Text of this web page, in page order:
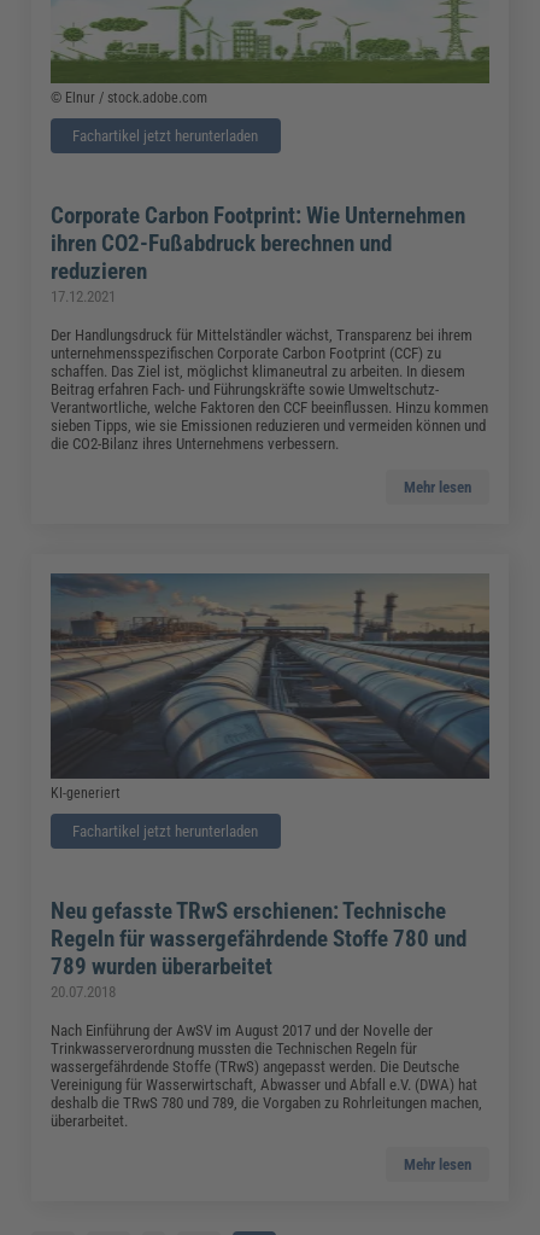
© Elnur / stock.adobe.com
Fachartikel jetzt herunterladen
Corporate Carbon Footprint: Wie Unternehmen
ihren CO2-Fußabdruck berechnen und
reduzieren
17.12.2021
Der Handlungsdruck für Mittelständler wächst, Transparenz bei ihrem
unternehmensspezifischen Corporate Carbon Footprint (CCF) zu
schaffen. Das Ziel ist, möglichst klimaneutral zu arbeiten. In diesem
Beitrag erfahren Fach- und Führungskräfte sowie Umweltschutz-
Verantwortliche, welche Faktoren den CCF beeinflussen. Hinzu kommen
sieben Tipps, wie sie Emissionen reduzieren und vermeiden können und
die CO2-Bilanz ihres Unternehmens verbessern.
Mehr lesen
KI-generiert
Fachartikel jetzt herunterladen
Neu gefasste TRwS erschienen: Technische
Regeln für wassergefährdende Stoffe 780 und
789 wurden überarbeitet
20.07.2018
Nach Einführung der AwSV im August 2017 und der Novelle der
Trinkwasserverordnung mussten die Technischen Regeln für
wassergefährdende Stoffe (TRwS) angepasst werden. Die Deutsche
Vereinigung für Wasserwirtschaft, Abwasser und Abfall e.V. (DWA) hat
deshalb die TRwS 780 und 789, die Vorgaben zu Rohrleitungen machen,
überarbeitet.
Mehr lesen